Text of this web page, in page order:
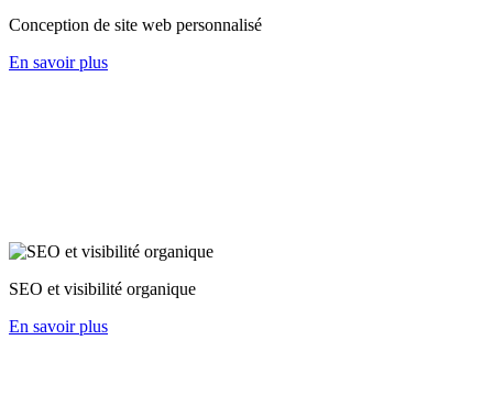
Conception de site web personnalisé
En savoir plus
SEO et visibilité organique
En savoir plus